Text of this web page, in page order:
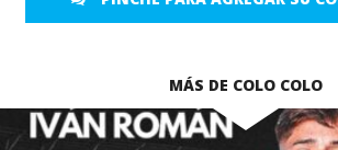
MÁS DE COLO COLO